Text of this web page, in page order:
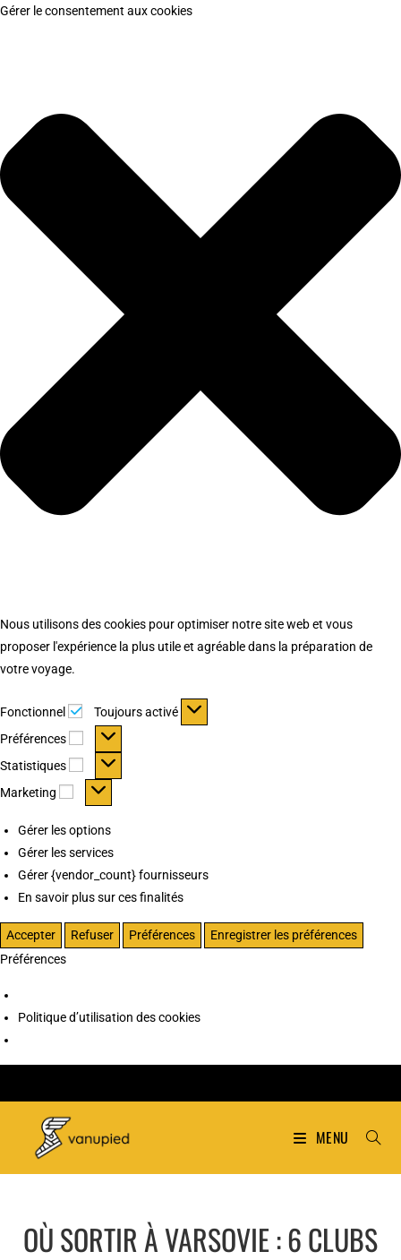
Gérer le consentement aux cookies
Nous utilisons des cookies pour optimiser notre site web et vous
proposer l'expérience la plus utile et agréable dans la préparation de
votre voyage.
Fonctionnel Fonctionnel
Toujours activé
Préférences
Préférences
Statistiques Statistiques
Marketing Marketing
Gérer les options
Gérer les services
Gérer {vendor_count} fournisseurs
En savoir plus sur ces finalités
Accepter Refuser Préférences
Enregistrer les préférences
Préférences
Politique d’utilisation des cookies
MENU
OÙ SORTIR À VARSOVIE : 6 CLUBS